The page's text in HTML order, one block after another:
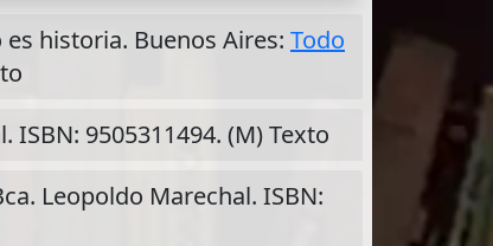
es historia. Buenos Aires: Todo
ISBN: 9505311494. (M) Texto
Leopoldo Marechal. ISBN: